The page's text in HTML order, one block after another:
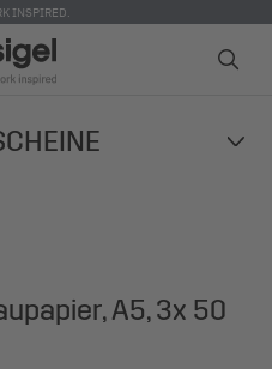
INSPIRED.
A5, 3x 50